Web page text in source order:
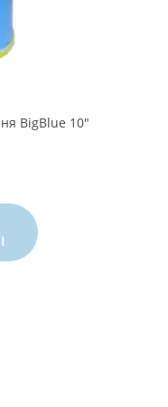
BigBlue 10"